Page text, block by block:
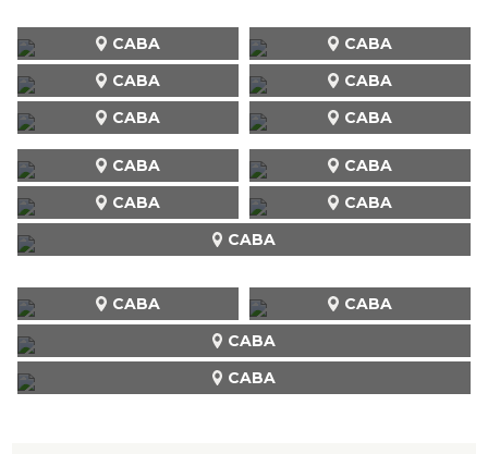
CABA
CABA
CABA
CABA
CABA
CABA
CABA CABA
CABA
CABA CABA
CABA
CABA CABA
CABA